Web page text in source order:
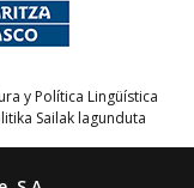
y Política Lingüística
Sailak lagunduta